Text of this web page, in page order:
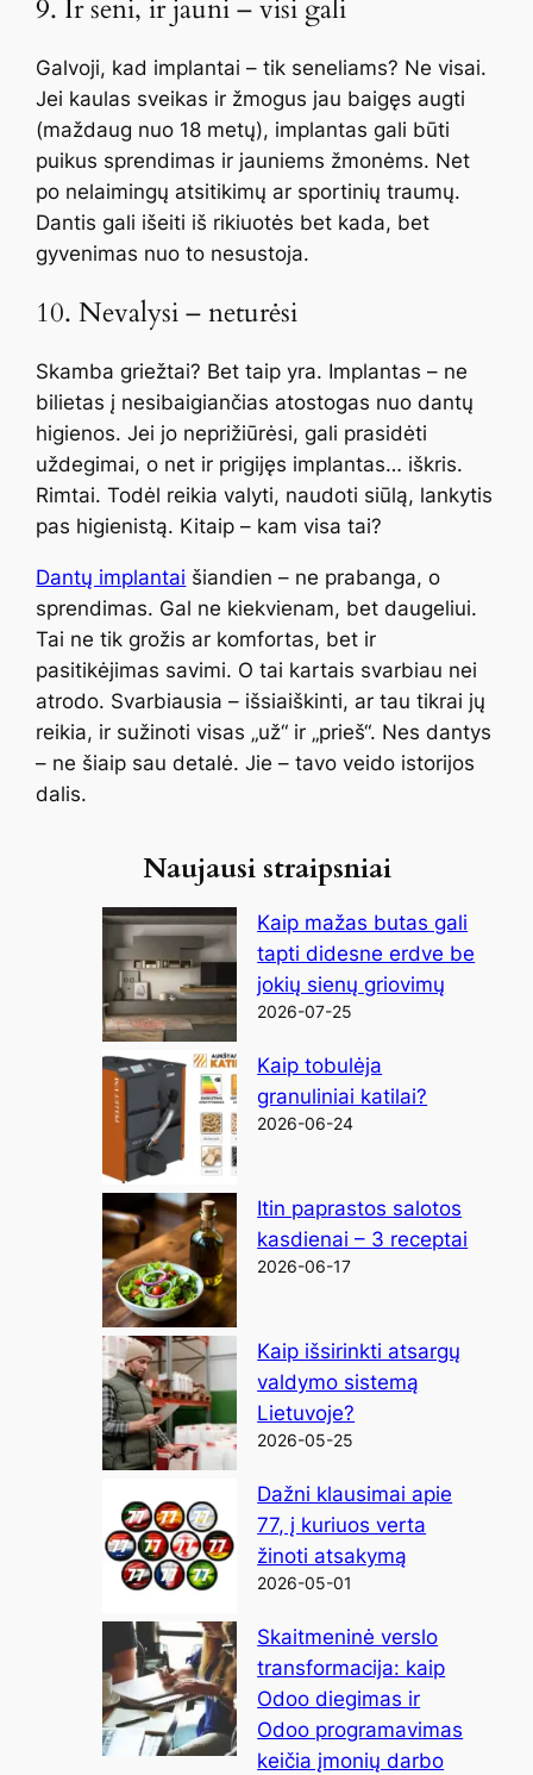
9. Ir seni, ir jauni – visi gali
Galvoji, kad implantai – tik seneliams? Ne visai.
Jei kaulas sveikas ir žmogus jau baigęs augti
(maždaug nuo 18 metų), implantas gali būti
puikus sprendimas ir jauniems žmonėms. Net
po nelaimingų atsitikimų ar sportinių traumų.
Dantis gali išeiti iš rikiuotės bet kada, bet
gyvenimas nuo to nesustoja.
10. Nevalysi – neturėsi
Skamba griežtai? Bet taip yra. Implantas – ne
bilietas į nesibaigiančias atostogas nuo dantų
higienos. Jei jo neprižiūrėsi, gali prasidėti
uždegimai, o net ir prigijęs implantas… iškris.
Rimtai. Todėl reikia valyti, naudoti siūlą, lankytis
pas higienistą. Kitaip – kam visa tai?
Dantų implantai šiandien – ne prabanga, o
sprendimas. Gal ne kiekvienam, bet daugeliui.
Tai ne tik grožis ar komfortas, bet ir
pasitikėjimas savimi. O tai kartais svarbiau nei
atrodo. Svarbiausia – išsiaiškinti, ar tau tikrai jų
reikia, ir sužinoti visas „už“ ir „prieš“. Nes dantys
– ne šiaip sau detalė. Jie – tavo veido istorijos
dalis.
Naujausi straipsniai
Kaip mažas butas gali
tapti didesne erdve be
jokių sienų griovimų
2026-07-25
Kaip tobulėja
granuliniai katilai?
2026-06-24
Itin paprastos salotos
kasdienai – 3 receptai
2026-06-17
Kaip išsirinkti atsargų
valdymo sistemą
Lietuvoje?
2026-05-25
Dažni klausimai apie
77, į kuriuos verta
žinoti atsakymą
2026-05-01
Skaitmeninė verslo
transformacija: kaip
Odoo diegimas ir
Odoo programavimas
keičia įmonių darbo